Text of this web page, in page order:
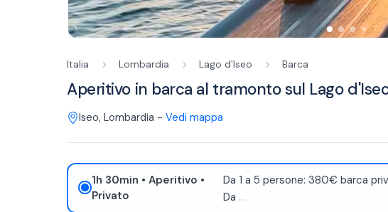
Italia Lombardia Lago d'Iseo Barca
Aperitivo in barca al tramonto sul Lago
Iseo, Lombardia - Vedi mappa
1h 30min • Aperitivo •
Privato
Da 1 a 5 persone: 380€ barca
Da ...